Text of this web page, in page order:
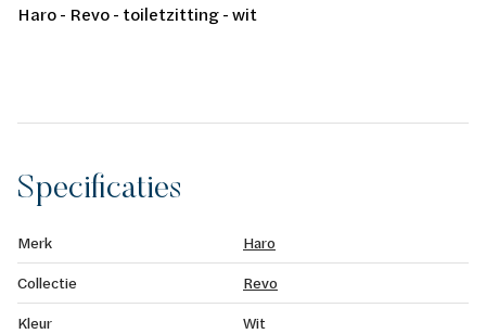
Haro - Revo - toiletzitting - wit
Specificaties
Merk
Haro
Collectie
Revo
Kleur
Wit